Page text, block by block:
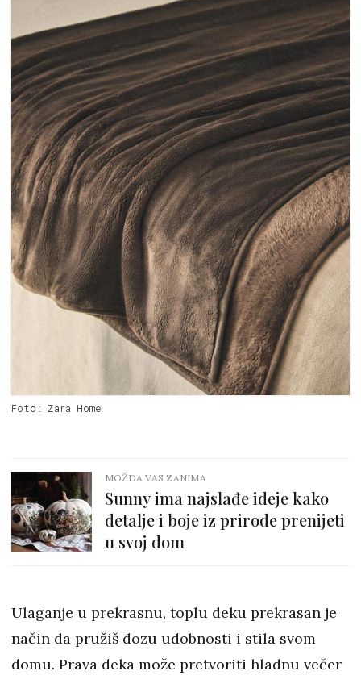
Foto: Zara Home
MOŽDA VAS ZANIMA
Sunny ima najslađe ideje kako
detalje i boje iz prirode prenijeti
u svoj dom
Ulaganje u prekrasnu, toplu deku prekrasan je
način da pružiš dozu udobnosti i stila svom
domu. Prava deka može pretvoriti hladnu večer